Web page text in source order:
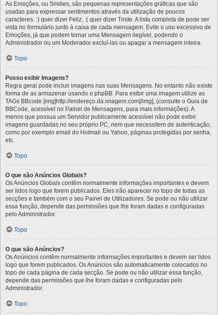
As Emoções, ou Smilies, são pequenas representações gráficas que são
usadas para expressar sentimentos através da utilização de poucos
caracteres. :) quer dizer Feliz, :( quer dizer Triste. A lista completa de pode ser
vista no formulário junto à caixa de cada mensagem. Evite o uso excessivo de
Emoções, já que podem tornar uma Mensagem ilegível, podendo o
Administrador ou um Moderador excluí-las ou apagar a mensagem inteira.
Topo
Posso exibir Imagens?
Regra geral pode incluir imagens nas suas Mensagens. No entanto não existe
forma de as armazenar usando o phpBB. Para exibir uma imagem utilize as
TAGs BBcode [img]http://endereço.da.imagem.com[/img], (consulte o Guia de
BBCode, acessível no Painel de Mensagens, para mais informações). A
menos que possua um Servidor publicamente acessível não pode exibir
imagens guardadas no seu próprio PC, nem que necessitem de autenticação,
como por exemplo email do Hotmail ou Yahoo, páginas protegidas por senha,
etc.
Topo
O que são Anúncios Globais?
Os Anúncios Globais contêm normalmente informações importantes e devem
ser lidos logo que forem publicados. Eles irão aparecer no topo de todas as
secções e também com o seu Painel de Utilizadores. Se pode ou não utilizar
essa função, depende das permissões que lhe foram dadas e configuradas
pelo Administrador.
Topo
O que são Anúncios?
Os Anúncios contêm normalmente informações importantes e devem ser lidos
logo que forem publicados. Os Anúncios são automaticamente colocados no
topo de cada página de cada secção. Se pode ou não utilizar essa função,
depende das permissões que lhe foram dadas e configuradas pelo
Administrador.
Topo